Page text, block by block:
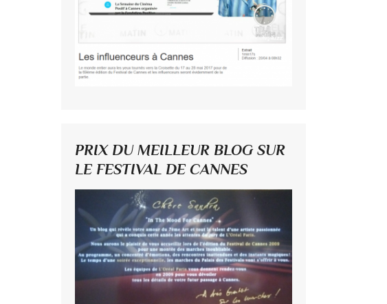
PRIX DU MEILLEUR BLOG SUR
LE FESTIVAL DE CANNES